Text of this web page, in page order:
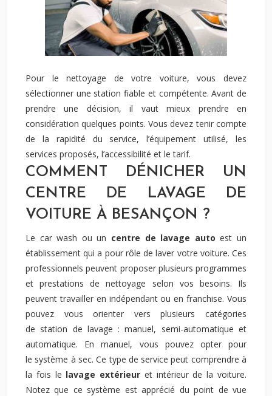
Pour le nettoyage de votre voiture, vous devez
sélectionner une station fiable et compétente. Avant de
prendre une décision, il vaut mieux prendre en
considération quelques points. Vous devez tenir compte
de la rapidité du service, l’équipement utilisé, les
services proposés, l’accessibilité et le tarif.
COMMENT DÉNICHER UN
CENTRE DE LAVAGE DE
VOITURE À BESANÇON ?
Le car wash ou un centre de lavage autoest un
établissement qui a pour rôle de laver votre voiture. Ces
professionnels peuvent proposer plusieurs programmes
et prestations de nettoyage selon vos besoins. Ils
peuvent travailler en indépendant ou en franchise. Vous
pouvez vous orienter vers plusieurs catégories
de station de lavage : manuel, semi-automatique et
automatique. En manuel, vous pouvez opter pour
le système à sec. Ce type de service peut comprendre à
la fois le lavage extérieur et intérieur de la voiture.
Notez que ce système est apprécié du point de vue